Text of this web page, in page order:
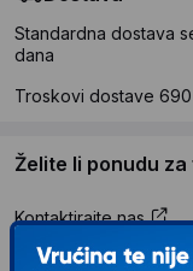
Standardna dostava
dana
Troskovi dostave 690
Želite li ponudu za
Kontaktirajte nas